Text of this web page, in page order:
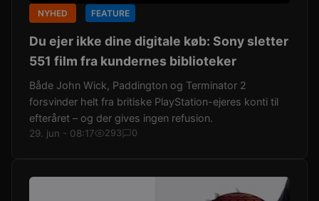
NYHED FEATURE
Du ejer ikke dine digitale køb: Sony sletter
551 film fra kundernes biblioteker
Både John Wick, Paddington og Terminator 2
forsvinder helt fra britiske PlayStation-ejeres konti til
efteråret – og der gives ingen refusion.
29. jun - 08:17 293 0